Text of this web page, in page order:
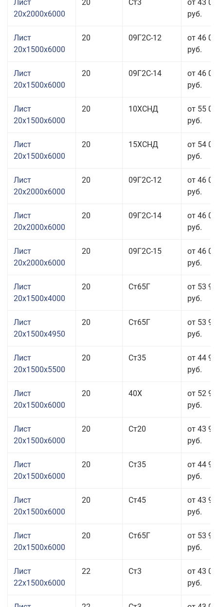
Лист
20x2000x6000
20 Ст3
от 43
руб.
Лист
20x1500x6000
20 09Г2С-12
от 46
руб.
Лист
20x1500x6000
20 09Г2С-14
от 46
руб.
Лист
20x1500x6000
20 10ХСНД
от 55
руб.
Лист
20x1500x6000
20 15ХСНД
от 54
руб.
Лист
20x2000x6000
20 09Г2С-12
от 46
руб.
Лист
20x2000x6000
20 09Г2С-14
от 46
руб.
Лист
20x2000x6000
20 09Г2С-15
от 46
руб.
Лист
20x1500x4000
20 Ст65Г
от 53
руб.
Лист
20x1500x4950
20 Ст65Г
от 53
руб.
Лист
20x1500x5500
20 Ст35
от 44
руб.
Лист
20x1500x6000
20 40Х
от 52
руб.
Лист
20x1500x6000
20 Ст20
от 43
руб.
Лист
20x1500x6000
20 Ст35
от 44
руб.
Лист
20x1500x6000
20 Ст45
от 43
руб.
Лист
20x1500x6000
20 Ст65Г
от 53
руб.
Лист
22x1500x6000
22 Ст3
от 43
руб.